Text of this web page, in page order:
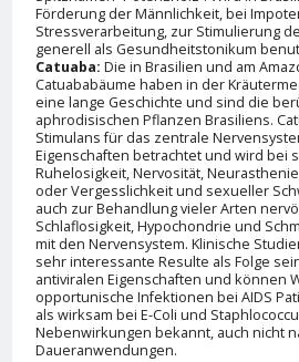
Förderung der Männlichkeit, bei
Stressverarbeitung, zur Stimulierung
generell als Gesundheitstonikum
Catuaba: Die in Brasilien und am
Catuababäume haben in der
eine lange Geschichte und sind die
aphrodisischen Pflanzen Brasiliens.
Stimulans für das zentrale
Eigenschaften betrachtet und wird bei
Ruhelosigkeit, Nervosität,
oder Vergesslichkeit und sexueller
auch zur Behandlung vieler Arten
Schlaflosigkeit, Hypochondrie und
mit den Nervensystem. Klinische
sehr interessante Resulte als Folge
antiviralen Eigenschaften und können
opportunische Infektionen bei AIDS
als wirksam bei E-Coli und
Nebenwirkungen bekannt, auch nicht
Daueranwendungen.